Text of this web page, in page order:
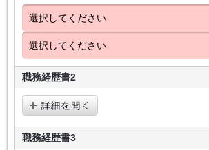
職務経歴書2
職務経歴書3